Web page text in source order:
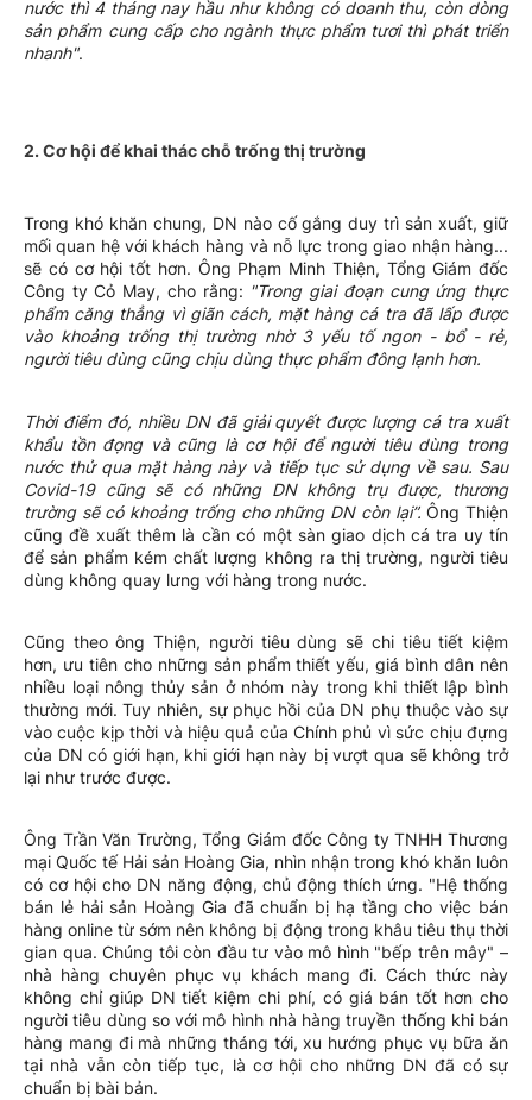
nước thì 4 tháng nay hầu như không có doanh thu, còn dòng
sản phẩm cung cấp cho ngành thực phẩm tươi thì phát triển
nhanh".
2. Cơ hội để khai thác chỗ trống thị trường
Trong khó khăn chung, DN nào cố gắng duy trì sản xuất, giữ
mối quan hệ với khách hàng và nỗ lực trong giao nhận hàng...
sẽ có cơ hội tốt hơn. Ông Phạm Minh Thiện, Tổng Giám đốc
Công ty Cỏ May, cho rằng: "Trong giai đoạn cung ứng thực
phẩm căng thẳng vì giãn cách, mặt hàng cá tra đã lấp được
vào khoảng trống thị trường nhờ 3 yếu tố ngon - bổ - rẻ,
người tiêu dùng cũng chịu dùng thực phẩm đông lạnh hơn.
Thời điểm đó, nhiều DN đã giải quyết được lượng cá tra xuất
khẩu tồn đọng và cũng là cơ hội để người tiêu dùng trong
nước thử qua mặt hàng này và tiếp tục sử dụng về sau. Sau
Covid-19 cũng sẽ có những DN không trụ được, thương
trường sẽ có khoảng trống cho những DN còn lại”.Ông Thiện
cũng đề xuất thêm là cần có một sàn giao dịch cá tra uy tín
để sản phẩm kém chất lượng không ra thị trường, người tiêu
dùng không quay lưng với hàng trong nước.
Cũng theo ông Thiện, người tiêu dùng sẽ chi tiêu tiết kiệm
hơn, ưu tiên cho những sản phẩm thiết yếu, giá bình dân nên
nhiều loại nông thủy sản ở nhóm này trong khi thiết lập bình
thường mới. Tuy nhiên, sự phục hồi của DN phụ thuộc vào sự
vào cuộc kịp thời và hiệu quả của Chính phủ vì sức chịu đựng
của DN có giới hạn, khi giới hạn này bị vượt qua sẽ không trở
lại như trước được.
Ông Trần Văn Trường, Tổng Giám đốc Công ty TNHH Thương
mại Quốc tế Hải sản Hoàng Gia, nhìn nhận trong khó khăn luôn
có cơ hội cho DN năng động, chủ động thích ứng. "Hệ thống
bán lẻ hải sản Hoàng Gia đã chuẩn bị hạ tầng cho việc bán
hàng online từ sớm nên không bị động trong khâu tiêu thụ thời
gian qua. Chúng tôi còn đầu tư vào mô hình "bếp trên mây" –
nhà hàng chuyên phục vụ khách mang đi. Cách thức này
không chỉ giúp DN tiết kiệm chi phí, có giá bán tốt hơn cho
người tiêu dùng so với mô hình nhà hàng truyền thống khi bán
hàng mang đi mà những tháng tới, xu hướng phục vụ bữa ăn
tại nhà vẫn còn tiếp tục, là cơ hội cho những DN đã có sự
chuẩn bị bài bản.